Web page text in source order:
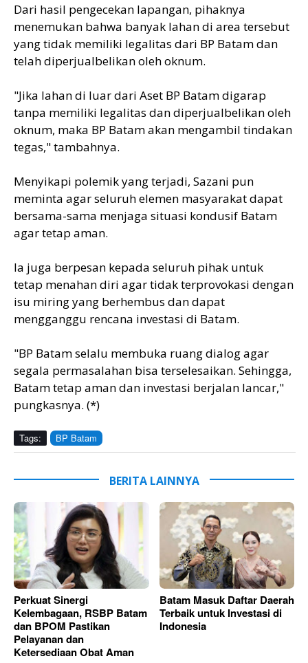
Dari hasil pengecekan lapangan, pihaknya
menemukan bahwa banyak lahan di area tersebut
yang tidak memiliki legalitas dari BP Batam dan
telah diperjualbelikan oleh oknum.
"Jika lahan di luar dari Aset BP Batam digarap
tanpa memiliki legalitas dan diperjualbelikan oleh
oknum, maka BP Batam akan mengambil tindakan
tegas," tambahnya.
Menyikapi polemik yang terjadi, Sazani pun
meminta agar seluruh elemen masyarakat dapat
bersama-sama menjaga situasi kondusif Batam
agar tetap aman.
Ia juga berpesan kepada seluruh pihak untuk
tetap menahan diri agar tidak terprovokasi dengan
isu miring yang berhembus dan dapat
mengganggu rencana investasi di Batam.
"BP Batam selalu membuka ruang dialog agar
segala permasalahan bisa terselesaikan. Sehingga,
Batam tetap aman dan investasi berjalan lancar,"
pungkasnya. (*)
Tags: BP Batam
BERITA LAINNYA
Perkuat Sinergi
Kelembagaan, RSBP Batam
dan BPOM Pastikan
Pelayanan dan
Ketersediaan Obat Aman
Batam Masuk Daftar Daerah
Terbaik untuk Investasi di
Indonesia